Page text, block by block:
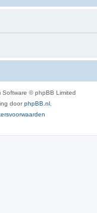
Software © phpBB Limited
doorphpBB.nl